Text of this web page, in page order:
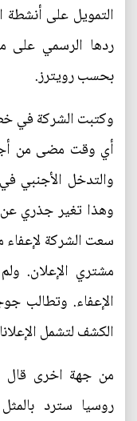
التمويل على
ردها الرسمي على
بحسب رويترز.
وكتبت الشركة في
أي وقت مضى من
والتدخل الأجنبي
سعت الشركة
مشتري الإعلان.
الإعفاء. وتطالب
الكشف لتشمل
من جهة اخرى قال
روسيا سترد